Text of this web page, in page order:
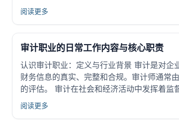
阅读更多
审计职业的日常工作内容与核心职责
认识审计职业：定义与行业背景 审计是对
财务信息的真实、完整和合规。审计师通常
的评估。 审计在社会和经济活动中发挥着
阅读更多